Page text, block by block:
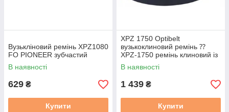
Вузькліновий ремінь XPZ1080
FO PIONEER зубчастий
В наявності
629 ₴
Купити
XPZ 1750 Optibelt
вузькоклиновий ремінь ⁇
XPZ-1750 ремінь клиновий із
фасонним зубом
В наявності
1 439 ₴
Купити